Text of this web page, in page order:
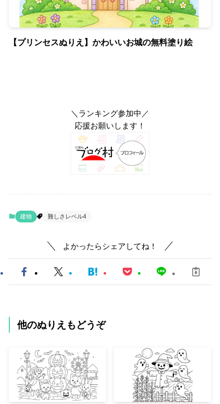
【プリンセスぬりえ】かわいいお城の無料塗り絵
＼ランキング参加中／
応援お願いします！
建物 難しさレベル4
よかったらシェアしてね！
他のぬりえもどうぞ